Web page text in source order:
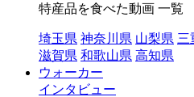
特産品を食べた動画 一覧
埼玉県 神奈川県 山梨県 三
滋賀県 和歌山県 高知県
ウォーカー
インタビュー